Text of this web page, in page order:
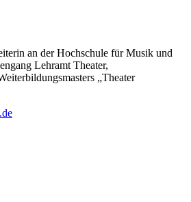
an der Hochschule für Musik und
Lehramt Theater,
„Theater